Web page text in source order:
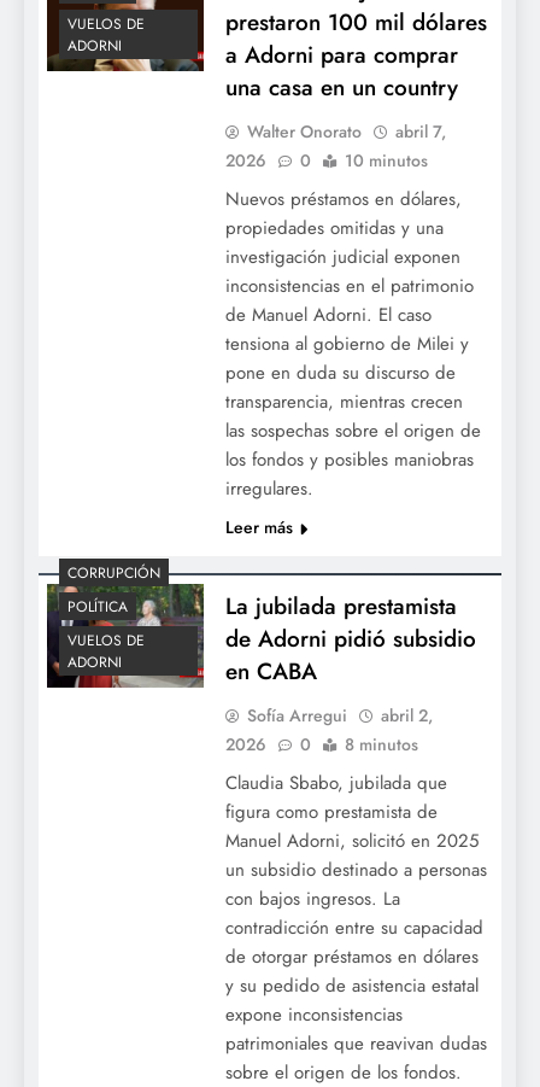
VUELOS DE
ADORNI
prestaron 100 mil dólares
a Adorni para comprar
una casa en un country
Walter Onorato
abril 7,
2026
0 10 minutos
Nuevos préstamos en dólares,
propiedades omitidas y una
investigación judicial exponen
inconsistencias en el patrimonio
de Manuel Adorni. El caso
tensiona al gobierno de Milei y
pone en duda su discurso de
transparencia, mientras crecen
las sospechas sobre el origen de
los fondos y posibles maniobras
irregulares.
Leer más
CORRUPCIÓN
POLÍTICA
VUELOS DE
ADORNI
La jubilada prestamista
de Adorni pidió subsidio
en CABA
Sofía Arregui
abril 2,
2026
0 8 minutos
Claudia Sbabo, jubilada que
figura como prestamista de
Manuel Adorni, solicitó en 2025
un subsidio destinado a personas
con bajos ingresos. La
contradicción entre su capacidad
de otorgar préstamos en dólares
y su pedido de asistencia estatal
expone inconsistencias
patrimoniales que reavivan dudas
sobre el origen de los fondos.